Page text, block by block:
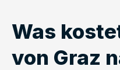
Was
von Graz